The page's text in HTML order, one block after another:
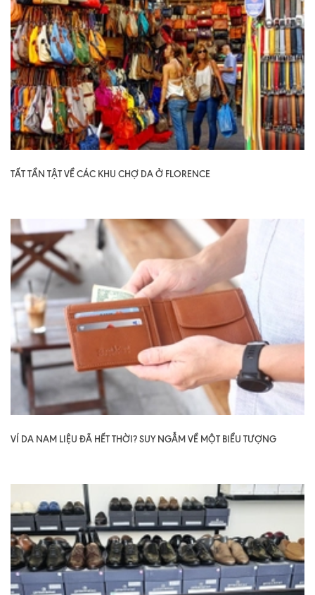
TẤT TẦN TẬT VỀ CÁC KHU CHỢ DA Ở FLORENCE
VÍ DA NAM LIỆU ĐÃ HẾT THỜI? SUY NGẪM VỀ MỘT BIỂU TƯỢNG